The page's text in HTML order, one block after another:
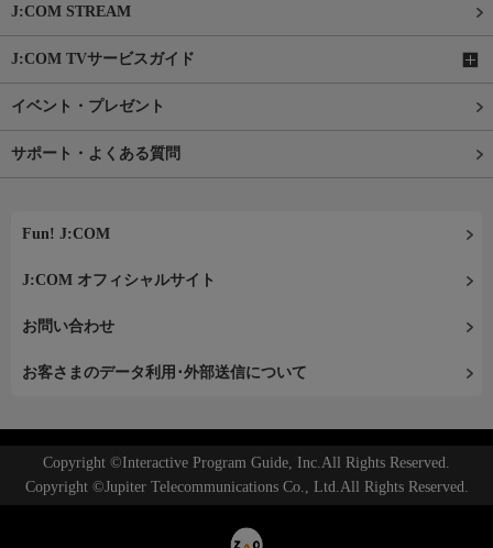
J:COM STREAM
J:COM TVサービスガイド
イベント・プレゼント
サポート・よくある質問
Fun! J:COM
J:COM オフィシャルサイト
お問い合わせ
お客さまのデータ利用･外部送信について
Copyright ©Interactive Program Guide, Inc.All Rights Reserved.
Copyright ©Jupiter Telecommunications Co., Ltd.All Rights Reserved.